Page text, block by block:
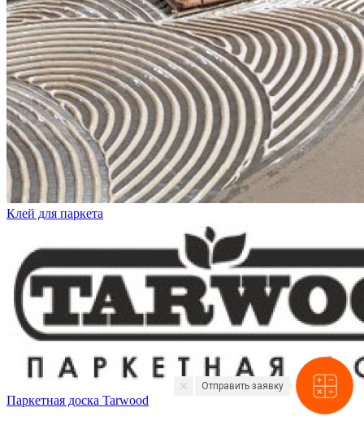
Клей для паркета
Паркетная доска Tarwood
Отправить заявку